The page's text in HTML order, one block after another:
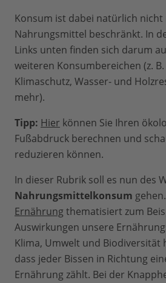
Konsum ist dabei natürlich
Nahrungsmittel beschränkt. In
Links unten finden sich darum
weiteren Konsumbereichen (z.
Klimaschutz, Wasser- und
mehr).
Tipp: Hier können Sie Ihren
Fußabdruck berechnen und
reduzieren können.
In dieser Rubrik soll es nun des
Nahrungsmittelkonsum
Ernährungthematisiert zum
Auswirkungen unsere
Klima, Umwelt und Biodiversität
dass jeder Bissen in Richtung
Ernährung zählt. Bei der